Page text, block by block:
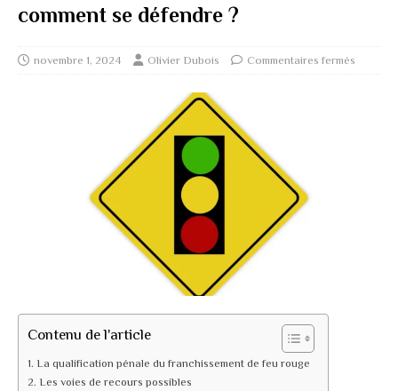
comment se défendre ?
novembre 1, 2024 Olivier Dubois Commentaires fermés
Contenu de l'article
La qualification pénale du franchissement de feu rouge
Les voies de recours possibles